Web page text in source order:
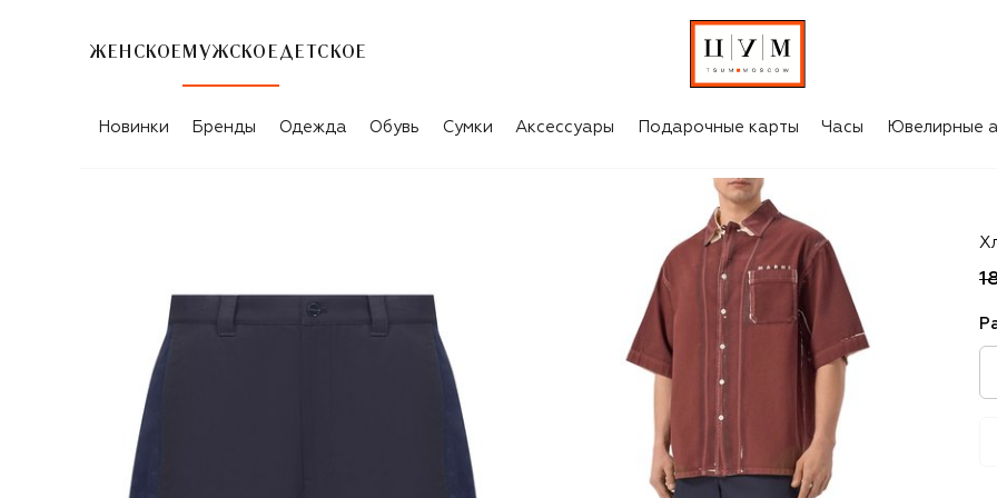
ЖЕНСКОЕ МУЖСКОЕ ДЕТСКОЕ
Новинки Бренды Одежда Обувь Сумки Аксессуары Подарочные карты Часы Ювелирные